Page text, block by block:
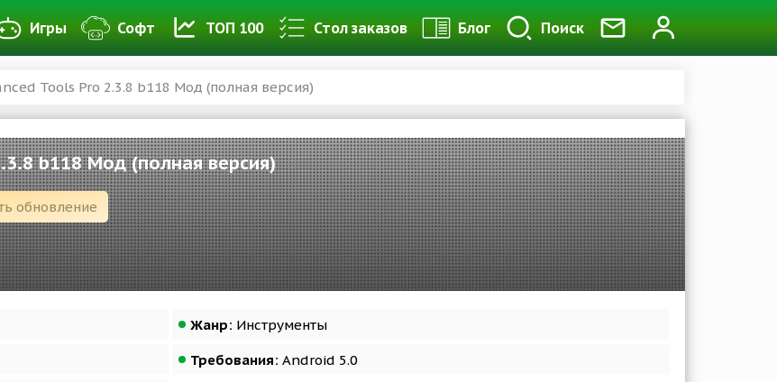
Игры Софт ТОП 100 Стол заказов Блог Поиск
Tools Pro 2.3.8 b118 Мод (полная версия)
b118 Мод (полная версия)
обновление
Жанр: Инструменты
Требования: Android 5.0